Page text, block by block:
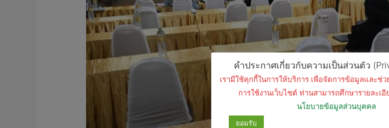
คำประกาศเกี่ยวกับความเป็นส่วนตัว
เรามีใช้คุกกี้ในการให้บริการ เพื่อจัดการข้อมูลและช่
การใช้งานเว็บไซต์ ท่านสามารถศึกษารายละเ
นโยบายข้อมูลส่วนบุคคล
ยอมรับ